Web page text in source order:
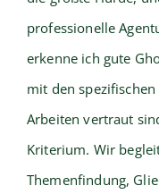
professionelle
erkenne ich gute
mit den
Arbeiten vertraut
Kriterium. Wir
Themenfindung,